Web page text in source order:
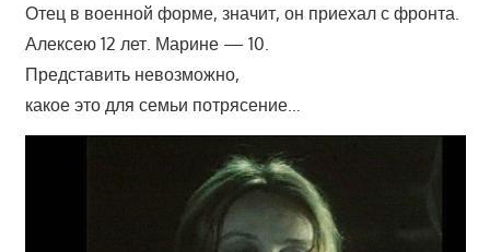
Отец в военной форме, значит, он приехал с фронта.
Алексею 12 лет. Марине — 10.
Представить невозможно,
какое это для семьи потрясение…